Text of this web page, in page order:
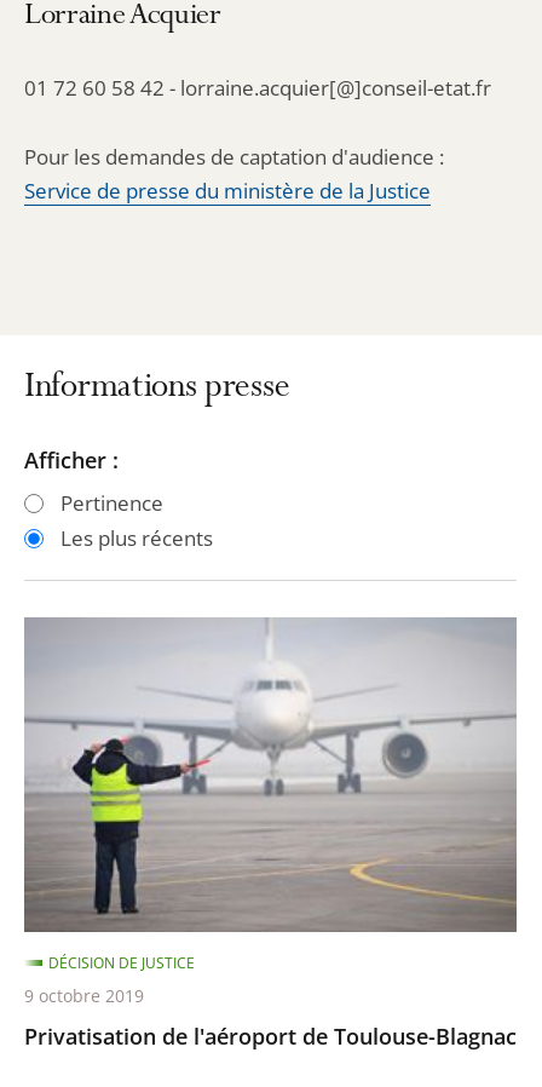
Lorraine Acquier
01 72 60 58 42 - lorraine.acquier[@]conseil-etat.fr
Pour les demandes de captation d'audience :
Service de presse du ministère de la Justice
Informations presse
Passer
les
filtres
Passer
les
filtres
Afficher :
Pertinence
Les plus récents
Toulouse-
Blagnac
Privatisation de l'aéroport de Toulouse-Blagnac
DÉCISION DE JUSTICE
9 octobre 2019